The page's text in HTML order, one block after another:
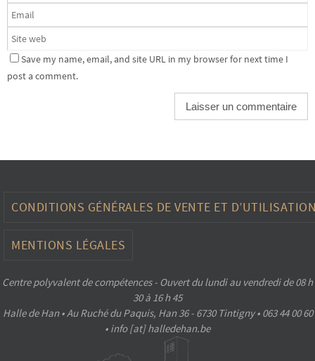
Save my name, email, and site URL in my browser for next time I
post a comment.
CONDITIONS GÉNÉRALES DE VENTE ET
MENTIONS LÉGALES
Centre polyvalent de compétences - Ouvert du lundi au vendredi de 08 h
30 à 16 h 45
Halle de Han • Au Ruché du Paquis, Han 36 - 6730 Tintigny • 063 44 00 60
• info [at] halledehan.be